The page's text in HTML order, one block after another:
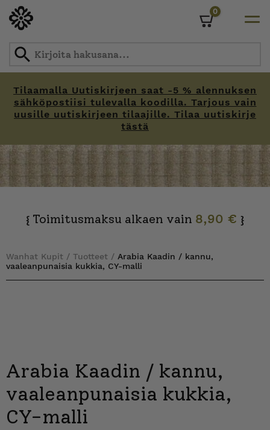
Tilaamalla Uutiskirjeen saat -5 % alennuksen
sähköpostiisi tulevalla koodilla. Tarjous vain
uusille uutiskirjeen tilaajille. Tilaa uutiskirje
tästä
0
{ Toimitusmaksu alkaen vain 8,90 € }
Wanhat Kupit / Tuotteet / Arabia Kaadin / kannu,
vaaleanpunaisia kukkia, CY-malli
Arabia Kaadin / kannu,
vaaleanpunaisia kukkia,
CY-malli